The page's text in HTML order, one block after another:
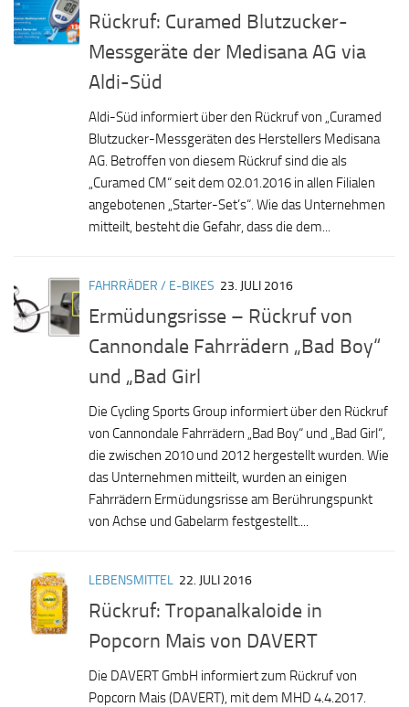
Rückruf: Curamed Blutzucker-
Messgeräte der Medisana AG via
Aldi-Süd
Aldi-Süd informiert über den Rückruf von „Curamed
Blutzucker-Messgeräten des Herstellers Medisana
AG. Betroffen von diesem Rückruf sind die als
„Curamed CM“ seit dem 02.01.2016 in allen Filialen
angebotenen „Starter-Set’s“. Wie das Unternehmen
mitteilt, besteht die Gefahr, dass die dem...
FAHRRÄDER / E-BIKES 23. JULI 2016
Ermüdungsrisse – Rückruf von
Cannondale Fahrrädern „Bad Boy“
und „Bad Girl
Die Cycling Sports Group informiert über den Rückruf
von Cannondale Fahrrädern „Bad Boy“ und „Bad Girl“,
die zwischen 2010 und 2012 hergestellt wurden. Wie
das Unternehmen mitteilt, wurden an einigen
Fahrrädern Ermüdungsrisse am Berührungspunkt
von Achse und Gabelarm festgestellt....
LEBENSMITTEL 22. JULI 2016
Rückruf: Tropanalkaloide in
Popcorn Mais von DAVERT
Die DAVERT GmbH informiert zum Rückruf von
Popcorn Mais (DAVERT), mit dem MHD 4.4.2017.